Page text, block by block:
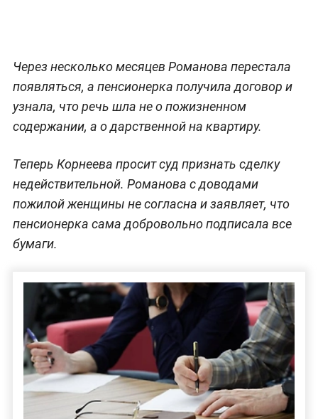
Через несколько месяцев Романова перестала
появляться, а пенсионерка получила договор и
узнала, что речь шла не о пожизненном
содержании, а о дарственной на квартиру.
Теперь Корнеева просит суд признать сделку
недействительной. Романова с доводами
пожилой женщины не согласна и заявляет, что
пенсионерка сама добровольно подписала все
бумаги.